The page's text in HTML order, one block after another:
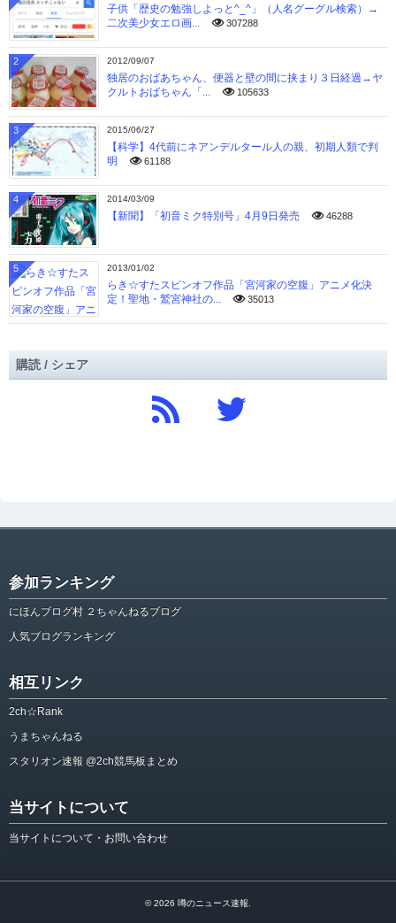
子供「歴史の勉強しよっと^_^」（人名グーグル検索）→
二次美少女エロ画...
307288
2012/09/07
独居のおばあちゃん、便器と壁の間に挟まり３日経過→ヤ
クルトおばちゃん「...
105633
2
2015/06/27
【科学】4代前にネアンデルタール人の親、初期人類で判
明
61188
3
2014/03/09
【新聞】「初音ミク特別号」4月9日発売 46288
4
2013/01/02
らき☆すたスピンオフ作品「宮河家の空腹」アニメ化決
定！聖地・鷲宮神社の...
35013
5
購読 / シェア
参加ランキング
にほんブログ村 ２ちゃんねるブログ
人気ブログランキング
相互リンク
2ch☆Rank
うまちゃんねる
スタリオン速報 @2ch競馬板まとめ
当サイトについて
当サイトについて・お問い合わせ
© 2026 噂のニュース速報